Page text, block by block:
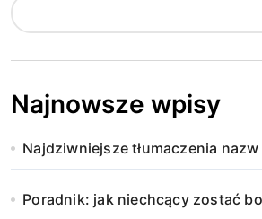
Najnowsze wpisy
Najdziwniejsze tłumaczenia
Poradnik: jak niechcący zostać